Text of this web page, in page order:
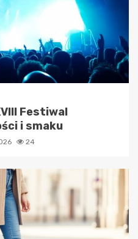
Festiwal
i smaku
24